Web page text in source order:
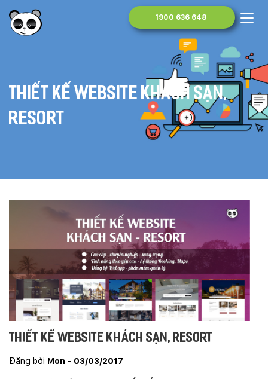
1900 636 648
Thiết kế website khách sạn,
resort
Thiết kế website khách sạn, resort
Đăng bởi Mon - 03/03/2017